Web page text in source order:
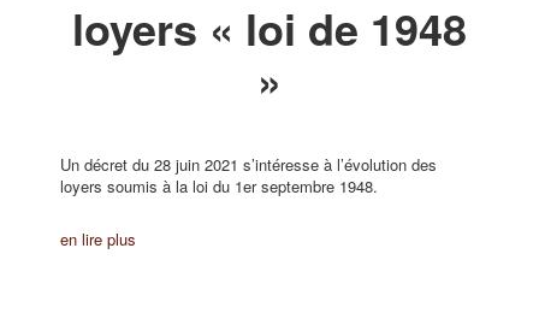
loyers « loi de 1948
»
Un décret du 28 juin 2021 s’intéresse à l’évolution des
loyers soumis à la loi du 1er septembre 1948.
en lire plus